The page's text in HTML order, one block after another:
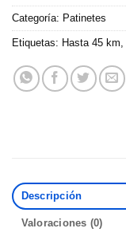
Categoría: Patinetes
Etiquetas: Hasta 45 km,
Descripción
Valoraciones (0)